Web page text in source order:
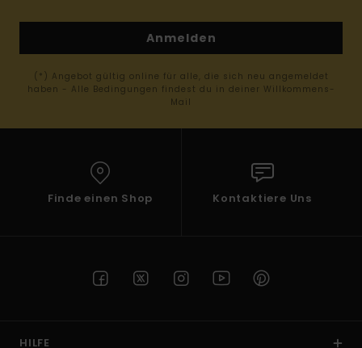
Anmelden
(*) Angebot gültig online für alle, die sich neu angemeldet
haben - Alle Bedingungen findest du in deiner Willkommens-
Mail
Finde einen Shop Kontaktiere Uns
HILFE